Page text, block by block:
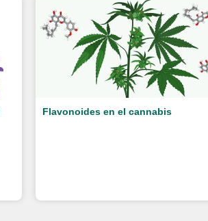
Flavonoides en el cannabis